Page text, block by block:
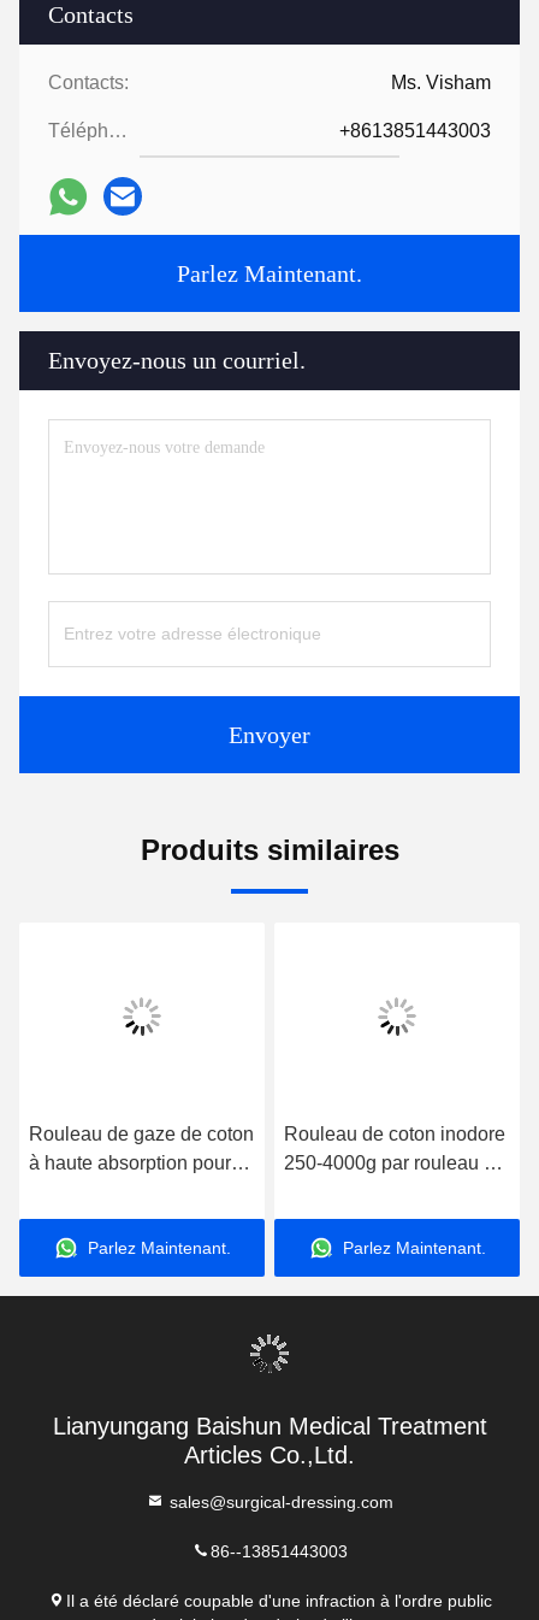
Contacts
Contacts: Ms. Visham
Téléphone: +8613851443003
Parlez Maintenant.
Envoyez-nous un courriel.
Envoyer
Produits similaires
Rouleau de gaze de coton
à haute absorption pour
établissements médicaux
Parlez Maintenant.
Rouleau de coton inodore
250-4000g par rouleau en
médicales et performance
Parlez Maintenant.
Lianyungang Baishun Medical Treatment
Articles Co.,Ltd.
sales@surgical-dressing.com
86--13851443003
Il a été déclaré coupable d'une infraction à l'ordre public